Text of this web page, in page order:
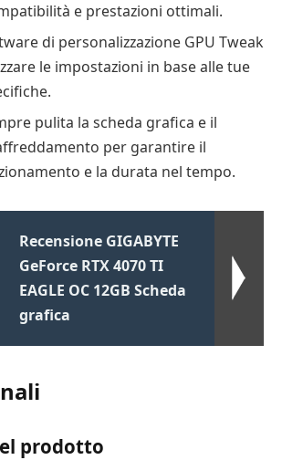
e prestazioni ottimali.
di personalizzazione GPU Tweak
le impostazioni in base alle tue
pulita la scheda grafica e il
per garantire il
e la durata nel tempo.
Recensione GIGABYTE
GeForce RTX 4070 TI
EAGLE OC 12GB Scheda
grafica
prodotto